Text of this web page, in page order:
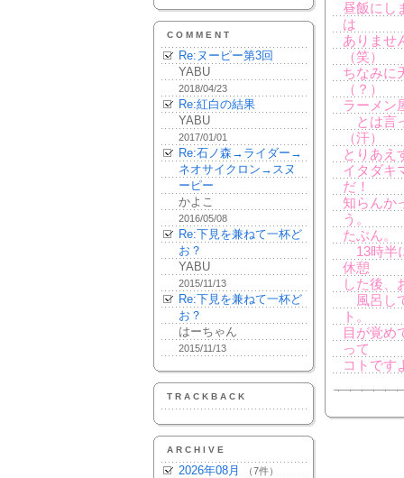
COMMENT
Re:ヌーピー第3回
YABU
2018/04/23
Re:紅白の結果
YABU
2017/01/01
Re:石ノ森→ライダー→
ネオサイクロン→スヌ
ーピー
かよこ
2016/05/08
Re:下見を兼ねて一杯ど
お？
YABU
2015/11/13
Re:下見を兼ねて一杯ど
お？
はーちゃん
2015/11/13
TRACKBACK
ARCHIVE
2026年08月 （7件）
昼飯にし
は
ありませ
（笑）
ちなみに
（？）
ラーメン
とは言
（汗）
とりあえ
イタダキ
だ！
知らんか
う。
たぶん。
13時半
休憩
した後、
風呂し
ト。
目が覚め
って
コトです